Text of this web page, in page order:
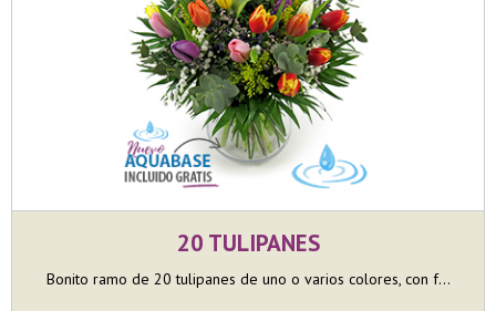
20 TULIPANES
Bonito ramo de 20 tulipanes de uno o varios colores, con f...